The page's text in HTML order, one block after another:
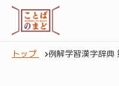
トップ 例解学習漢字辞典